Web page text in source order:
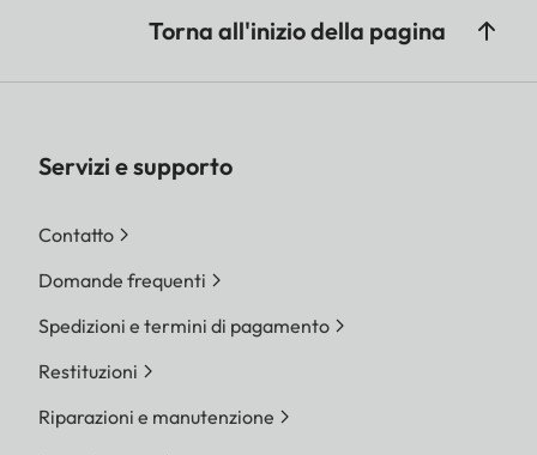
Torna all'inizio della pagina
Servizi e supporto
Contatto
Domande frequenti
Spedizioni e termini di pagamento
Restituzioni
Riparazioni e manutenzione